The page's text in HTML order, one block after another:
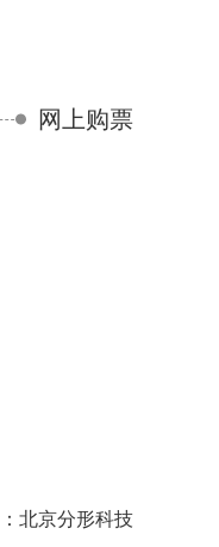
网上购票
： 北京分形科技